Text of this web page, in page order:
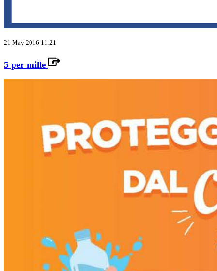
21 May 2016 11:21
5 per mille